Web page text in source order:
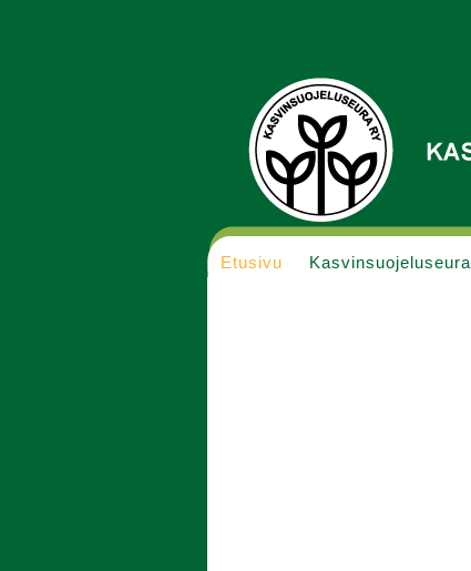
Etusivu Kasvinsuojeluseura